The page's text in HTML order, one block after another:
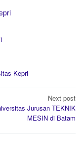
Kepri
Next post
Jurusan TEKNIK
MESIN di Batam